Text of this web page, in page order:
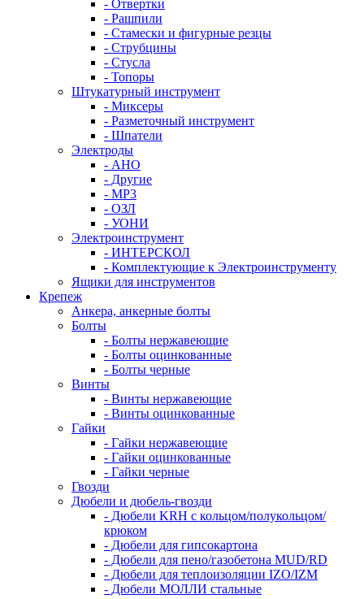
- Отвертки
- Рашпили
- Стамески и фигурные резцы
- Струбцины
- Стусла
- Топоры
Штукатурный инструмент
- Миксеры
- Разметочный инструмент
- Шпатели
Электроды
- АНО
- Другие
- МР3
- ОЗЛ
- УОНИ
Электроинструмент
- ИНТЕРСКОЛ
- Комплектующие к Электроинструменту
Ящики для инструментов
Крепеж
Анкера, анкерные болты
Болты
- Болты нержавеющие
- Болты оцинкованные
- Болты черные
Винты
- Винты нержавеющие
- Винты оцинкованные
Гайки
- Гайки нержавеющие
- Гайки оцинкованные
- Гайки черные
Гвозди
Дюбели и дюбель-гвозди
- Дюбели KRH с кольцом/полукольцом/
крюком
- Дюбели для гипсокартона
- Дюбели для пено/газобетона MUD/RD
- Дюбели для теплоизоляции IZO/IZM
- Дюбели МОЛЛИ стальные